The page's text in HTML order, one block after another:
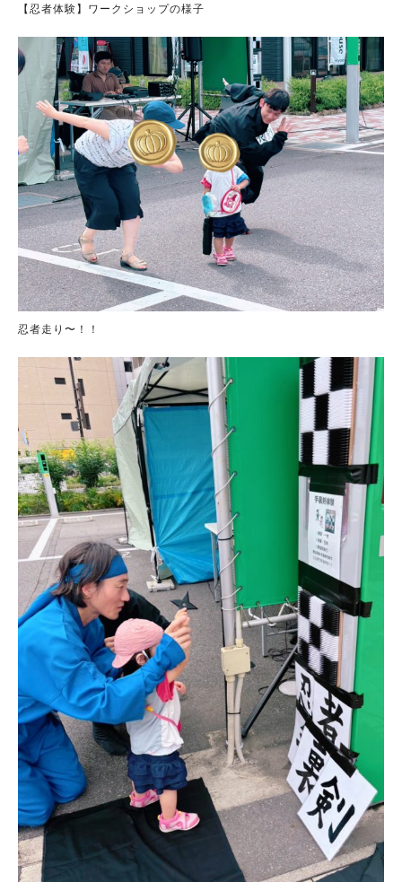
【忍者体験】ワークショップの様子
忍者走り〜！！